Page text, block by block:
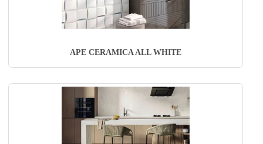
APE CERAMICA ALL WHITE